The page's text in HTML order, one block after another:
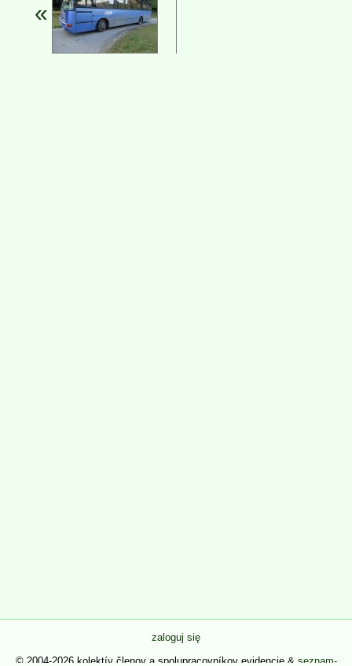
zaloguj się
© 2004-2026 kolektív členov a spolupracovníkov evidencie & seznam-